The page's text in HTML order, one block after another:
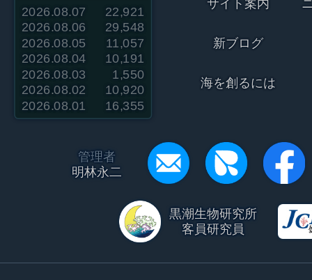
2026.08.07
22,921
2026.08.06
29,548
2026.08.05
11,057
2026.08.04
10,191
2026.08.03
1,550
2026.08.02
10,920
2026.08.01
16,355
サイト案内
新ブログ
海を創るには
管理者
明林永二
黒潮生物研究所
客員研究員